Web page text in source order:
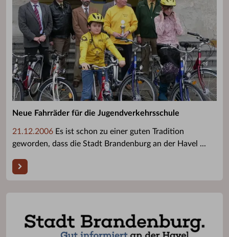
Neue Fahrräder für die Jugendverkehrsschule
21.12.2006 Es ist schon zu einer guten Tradition
geworden, dass die Stadt Brandenburg an der Havel ...